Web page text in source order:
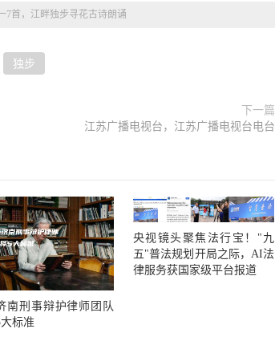
7首，江畔独步寻花古诗朗诵
独步
下一篇
江苏广播电视台，江苏广播电视台电台
南刑事辩护律师团队
标准
央视镜头聚焦法行宝！"九
五"普法规划开局之际，AI法
律服务获国家级平台报道